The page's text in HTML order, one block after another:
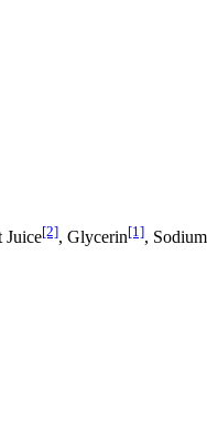
Juice[2], Glycerin[1],